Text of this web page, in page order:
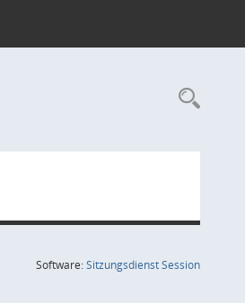
Software:SitzungsdienstSession(Wird in